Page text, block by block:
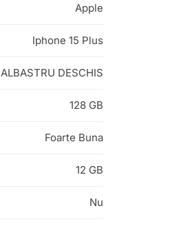
Apple
Iphone 15 Plus
ALBASTRU DESCHIS
128 GB
Foarte Buna
12 GB
Nu